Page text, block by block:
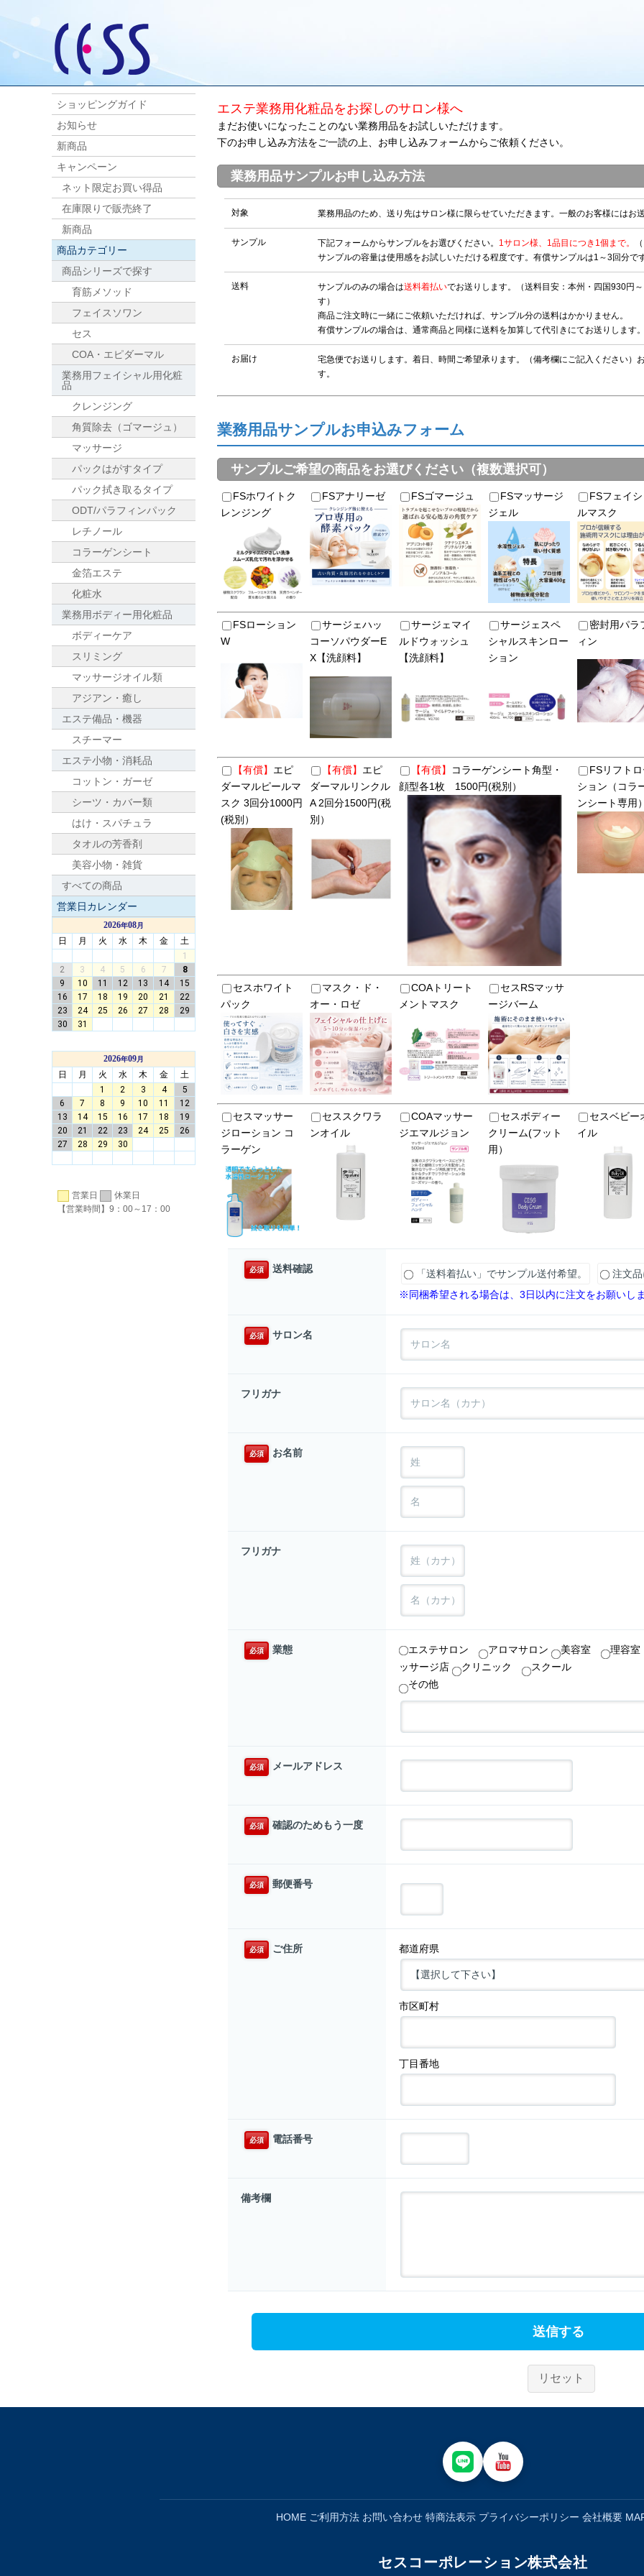
エステ業務用化粧品をお探しのサロン様へ
まだお使いになったことのない業務用品をお試しいただけます。
下のお申し込み方法をご一読の上、お申し込みフォームからご依頼ください。
業務用品サンプルお申し込み方法
対象 業務用品のため、送り先はサロン様に限らせていただきます。一般のお客様にはお
サンプル 下記フォームからサンプルをお選びください。 1サロン様、1品目につき1個まで。
サンプルの容量は使用感をお試しいただける程度です。有償サンプルは1～3回分で
送料 サンプルのみの場合は送料着払いでお送りします。（送料目安：本州・四国930円
す）
商品ご注文時に一緒にご依頼いただければ、サンプル分の送料はかかりません。
有償サンプルの場合は、通常商品と同様に送料を加算して代引きにてお送りします
お届け
宅急便でお送りします。着日、時間ご希望承ります。（備考欄にご記入ください
す。
業務用品サンプルお申込みフォーム
サンプルご希望の商品をお選びください（複数選択可）
FSホワイトク
レンジング
FSアナリーゼ FSゴマージュ
FSマッサージ
ジェル
FSフェイ
ルマスク
FSローション
W
サージェハッ
コーソパウダーE
X【洗顔料】
サージェマイ
ルドウォッシュ
【洗顔料】
サージェスペ
シャルスキンロー
ション
密封用パラ
ィン
【有償】 エピ
ダーマルピールマ
スク 3回分1000円
(税別）
【有償】 エピ
ダーマルリンクル
A 2回分1500円(税
別）
【有償】
コラーゲンシート角型・
顔型各1枚 1500円(税別）
FSリフト
ション（コラ
ンシート専用
セスホワイト
パック
マスク・ド・
オー・ロゼ
COAトリート
メントマスク
セスRSマッサ
ージバーム
セスマッサー
ジローション コ
ラーゲン
セススクワラ
ンオイル
COAマッサー
ジエマルジョン
セスボディー
クリーム(フット
用）
セスベビー
イル
必須 送料確認 「送料着払い」でサンプル送付希望。
注文
※同梱希望される場合は、3日以内に注文をお願いし
必須 サロン名
フリガナ
必須 お名前
フリガナ
必須 業態 エステサロン アロマサロン 美容室
理容
ッサージ店
クリニック
スクール
その他
必須 メールアドレス
必須 確認のためもう一度
必須 郵便番号
必須 ご住所 都道府県
市区町村
丁目番地
必須 電話番号
備考欄
送信する
リセット
ショッピングガイド
お知らせ
新商品
キャンペーン
ネット限定お買い得品
在庫限りで販売終了
新商品
商品カテゴリー
商品シリーズで探す
育筋メソッド
フェイスソワン
セス
COA・エピダーマル
業務用フェイシャル用化粧
品
クレンジング
角質除去（ゴマージュ）
マッサージ
パックはがすタイプ
パック拭き取るタイプ
ODT/パラフィンパック
レチノール
コラーゲンシート
金箔エステ
化粧水
業務用ボディー用化粧品
ボディーケア
スリミング
マッサージオイル類
アジアン・癒し
エステ備品・機器
スチーマー
エステ小物・消耗品
コットン・ガーゼ
シーツ・カバー類
はけ・スパチュラ
タオルの芳香剤
美容小物・雑貨
すべての商品
営業日カレンダー
営業日
休業日
【営業時間】9：00～17：00
HOME ご利用方法 お問い合わせ 特商法表示 プライバシーポリシー 会社概要
セスコーポレーション株式会社